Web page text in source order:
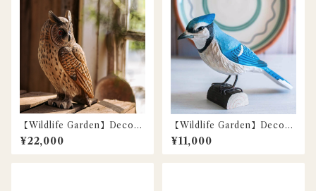
【Wildlife Garden】DecoBi
rd 本物の木彫りの鳥 / トラフ
ズク / Long-eared Owl
¥22,000
【Wildlife Garden】DecoBi
rd 本物の木彫りの小鳥 / アオ
カケス / Blue Jay
¥11,000